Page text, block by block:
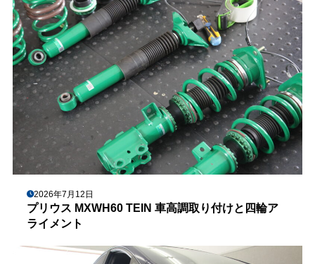
2026年7月12日
プリウス MXWH60 TEIN 車高調取り付けと四輪ア
ライメント